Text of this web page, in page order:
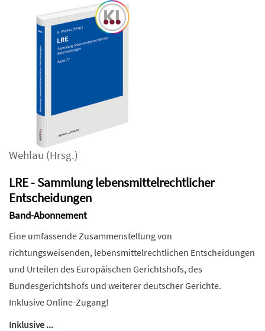
Wehlau (Hrsg.)
LRE - Sammlung lebensmittelrechtlicher
Entscheidungen
Band-Abonnement
Eine umfassende Zusammenstellung von
richtungsweisenden, lebensmittelrechtlichen Entscheidungen
und Urteilen des Europäischen Gerichtshofs, des
Bundesgerichtshofs und weiterer deutscher Gerichte.
Inklusive Online-Zugang!
Inklusive ...